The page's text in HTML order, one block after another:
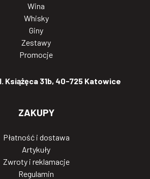
Wina
Whisky
Giny
Zestawy
Promocje
Książęca 31b, 40-725 Katowice
ZAKUPY
Płatność i dostawa
Artykuły
Zwroty i reklamacje
Regulamin